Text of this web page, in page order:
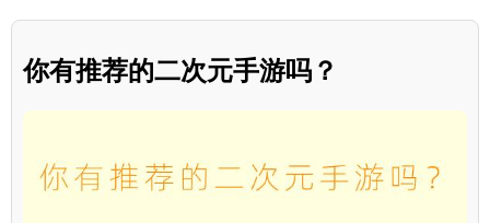
你有推荐的二次元手游吗？